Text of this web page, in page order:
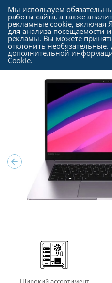
Каталог - Ноутбуки,
Ноутбуки в Москве
Широкий ассортимент
Мы используем
работы сайта, а также
рекламные cookie, включая
для анализа посещаемости
рекламы. Вы можете
отклонить необязательные.
дополнительной
Cookie.